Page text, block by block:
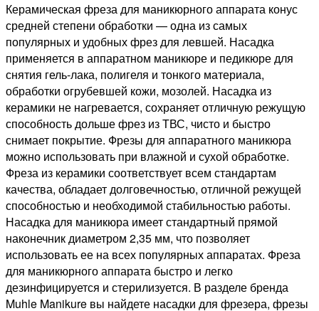
Керамическая фреза для маникюрного аппарата конус
средней степени обработки — одна из самых
популярных и удобных фрез для левшей. Насадка
применяется в аппаратном маникюре и педикюре для
снятия гель-лака, полигеля и тонкого материала,
обработки огрубевшей кожи, мозолей. Насадка из
керамики не нагревается, сохраняет отличную режущую
способность дольше фрез из ТВС, чисто и быстро
снимает покрытие. Фрезы для аппаратного маникюра
можно использовать при влажной и сухой обработке.
Фреза из керамики соответствует всем стандартам
качества, обладает долговечностью, отличной режущей
способностью и необходимой стабильностью работы.
Насадка для маникюра имеет стандартный прямой
наконечник диаметром 2,35 мм, что позволяет
использовать ее на всех популярных аппаратах. Фреза
для маникюрного аппарата быстро и легко
дезинфицируется и стерилизуется. В разделе бренда
Muhle Manikure вы найдете насадки для фрезера, фрезы